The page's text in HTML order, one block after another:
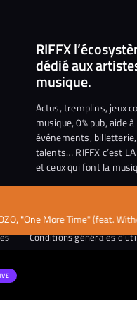
RIFFX
dédié aux
musique.
Actus, tremplins, jeux
musique, 0% pub, aide
événements,
talents… RIFFX c’est
et ceux qui font la
Conditions générales
"One More Time" (feat.